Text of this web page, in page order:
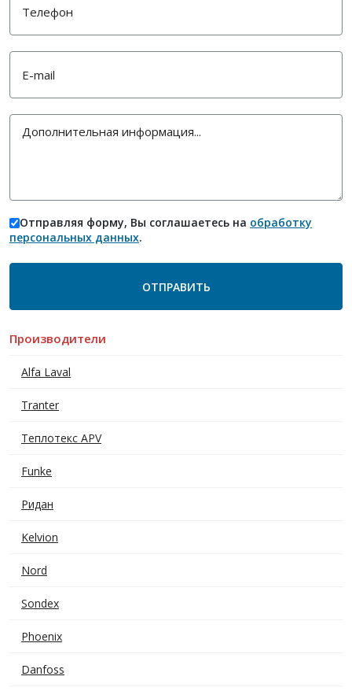
Производители
Alfa Laval
Tranter
Теплотекс APV
Funke
Ридан
Kelvion
Nord
Sondex
Phoenix
Danfoss
Отправляя форму, Вы соглашаетесь на обработку
персональных данных.